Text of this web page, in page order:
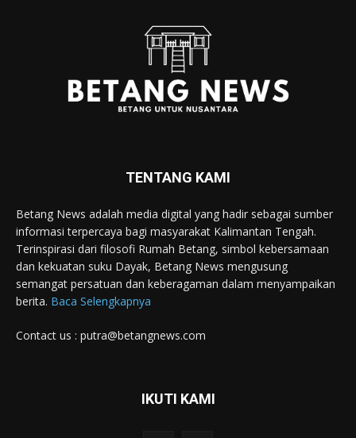
TENTANG KAMI
Betang News adalah media digital yang hadir sebagai sumber
informasi terpercaya bagi masyarakat Kalimantan Tengah.
Terinspirasi dari filosofi Rumah Betang, simbol kebersamaan
dan kekuatan suku Dayak, Betang News mengusung
semangat persatuan dan keberagaman dalam menyampaikan
berita. Baca Selengkapnya
Contact us : putra@betangnews.com
IKUTI KAMI